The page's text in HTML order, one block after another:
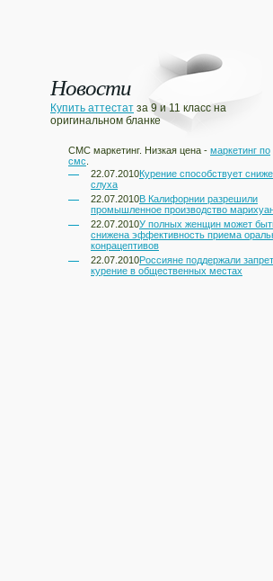
Новости
Купить аттестат за 9 и 11 класс на
оригинальном бланке
СМС маркетинг. Низкая цена - маркетинг по
смс
22.07.2010Курение способствует
слуха
22.07.2010В Калифорнии разрешили
промышленное производство
22.07.2010У полных женщин может
снижена эффективность приема
конрацептивов
22.07.2010Россияне поддержали
курение в общественных местах